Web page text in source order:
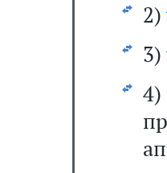
2)
3)
4)